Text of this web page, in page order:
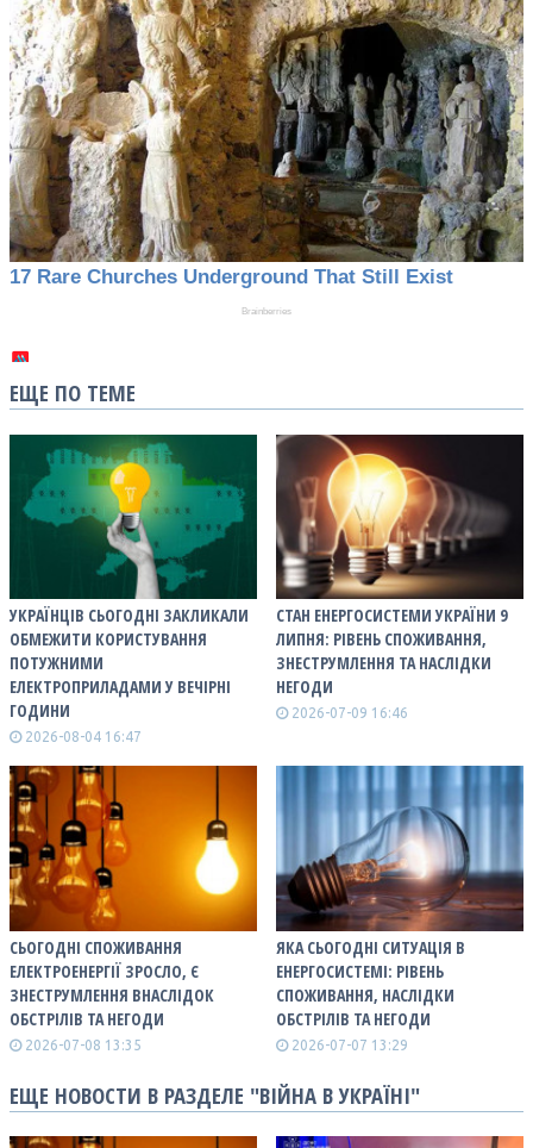
ЕЩЕ ПО ТЕМЕ
УКРАЇНЦІВ СЬОГОДНІ ЗАКЛИКАЛИ
ОБМЕЖИТИ КОРИСТУВАННЯ
ПОТУЖНИМИ
ЕЛЕКТРОПРИЛАДАМИ У ВЕЧІРНІ
ГОДИНИ
2026-08-04 16:47
СТАН ЕНЕРГОСИСТЕМИ УКРАЇНИ 9
ЛИПНЯ: РІВЕНЬ СПОЖИВАННЯ,
ЗНЕСТРУМЛЕННЯ ТА НАСЛІДКИ
НЕГОДИ
2026-07-09 16:46
СЬОГОДНІ СПОЖИВАННЯ
ЕЛЕКТРОЕНЕРГІЇ ЗРОСЛО, Є
ЗНЕСТРУМЛЕННЯ ВНАСЛІДОК
ОБСТРІЛІВ ТА НЕГОДИ
2026-07-08 13:35
ЯКА СЬОГОДНІ СИТУАЦІЯ В
ЕНЕРГОСИСТЕМІ: РІВЕНЬ
СПОЖИВАННЯ, НАСЛІДКИ
ОБСТРІЛІВ ТА НЕГОДИ
2026-07-07 13:29
ЕЩЕ НОВОСТИ В РАЗДЕЛЕ "ВІЙНА В УКРАЇНІ"